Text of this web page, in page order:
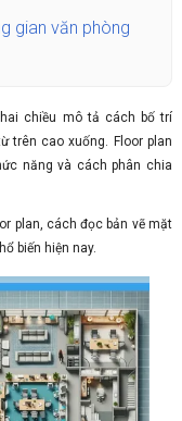
gian văn phòng
chiều mô tả cách bố trí
trên cao xuống. Floor plan
năng và cách phân chia
plan, cách đọc bản vẽ mặt
biến hiện nay.